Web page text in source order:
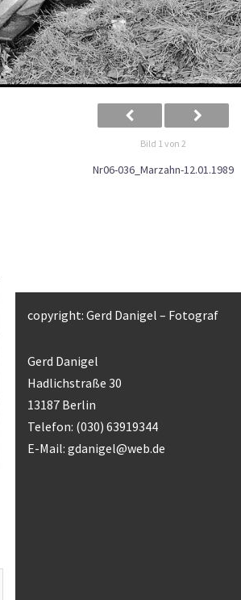
Bild 1 von 2
Nr06-036_Marzahn-12.01.1989
copyright: Gerd Danigel – Fotograf
Gerd Danigel
Hadlichstraße 30
13187 Berlin
Telefon: (030) 63919344
E-Mail: gdanigel@web.de